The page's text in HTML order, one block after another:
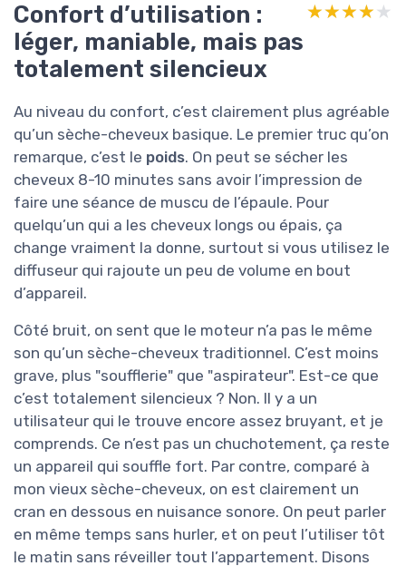
Confort d’utilisation :
léger, maniable, mais pas
totalement silencieux
★★★★★
★★★★★
Au niveau du confort, c’est clairement plus agréable
qu’un sèche-cheveux basique. Le premier truc qu’on
remarque, c’est le poids. On peut se sécher les
cheveux 8-10 minutes sans avoir l’impression de
faire une séance de muscu de l’épaule. Pour
quelqu’un qui a les cheveux longs ou épais, ça
change vraiment la donne, surtout si vous utilisez le
diffuseur qui rajoute un peu de volume en bout
d’appareil.
Côté bruit, on sent que le moteur n’a pas le même
son qu’un sèche-cheveux traditionnel. C’est moins
grave, plus "soufflerie" que "aspirateur". Est-ce que
c’est totalement silencieux ? Non. Il y a un
utilisateur qui le trouve encore assez bruyant, et je
comprends. Ce n’est pas un chuchotement, ça reste
un appareil qui souffle fort. Par contre, comparé à
mon vieux sèche-cheveux, on est clairement un
cran en dessous en nuisance sonore. On peut parler
en même temps sans hurler, et on peut l’utiliser tôt
le matin sans réveiller tout l’appartement. Disons